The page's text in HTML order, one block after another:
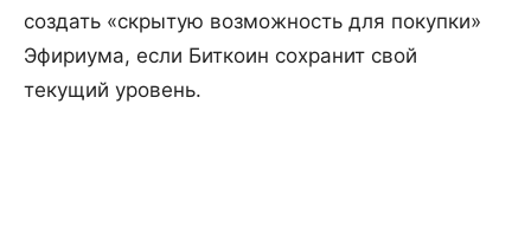
создать «скрытую возможность для покупки»
Эфириума, если Биткоин сохранит свой
текущий уровень.